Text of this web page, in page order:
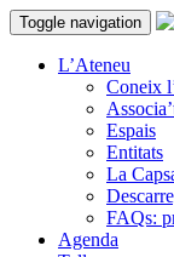
Toggle navigation
L’Ateneu
Coneix
Espais
Entitats
La
FAQs:
Agenda